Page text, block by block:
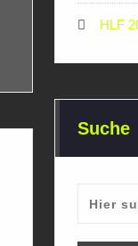
HLF
Suche